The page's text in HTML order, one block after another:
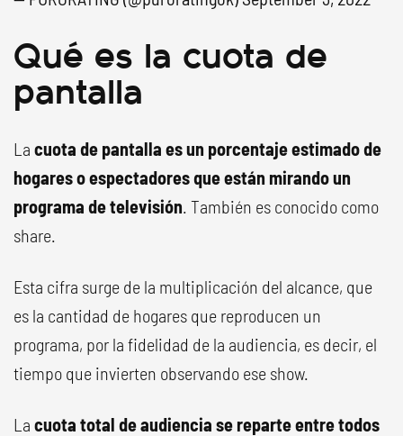
Qué es la cuota de
pantalla
La cuota de pantalla es un porcentaje estimado de
hogares o espectadores que están mirando un
programa de televisión. También es conocido como
share.
Esta cifra surge de la multiplicación del alcance, que
es la cantidad de hogares que reproducen un
programa, por la fidelidad de la audiencia, es decir, el
tiempo que invierten observando ese show.
La cuota total de audiencia se reparte entre todos